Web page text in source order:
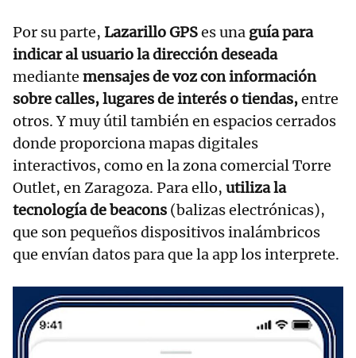
Por su parte, Lazarillo GPSes una guía para
indicar al usuario la dirección deseada
mediante mensajes de voz con información
sobre calles, lugares de interés o tiendas,entre
otros. Y muy útil también en espacios cerrados
donde proporciona mapas digitales
interactivos, como en la zona comercial Torre
Outlet, en Zaragoza. Para ello, utiliza la
tecnología de beacons (balizas electrónicas),
que son pequeños dispositivos inalámbricos
que envían datos para que la app los interprete.